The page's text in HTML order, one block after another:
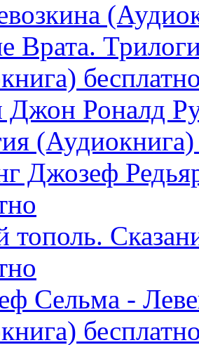
Врата.
Джон Роналд
(Аудиокнига)
Джозеф
тополь.
Сельма -